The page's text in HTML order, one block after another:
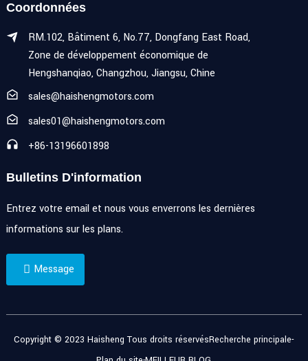
Coordonnées
RM.102, Bâtiment 6, No.77, Dongfang East Road,
Zone de développement économique de
Hengshanqiao, Changzhou, Jiangsu, Chine
sales@haishengmotors.com
sales01@haishengmotors.com
+86-13196601898
Bulletins D'information
Entrez votre email et nous vous enverrons les dernières
informations sur les plans.
Message
Copyright © 2023 Haisheng Tous droits réservésRecherche principale-